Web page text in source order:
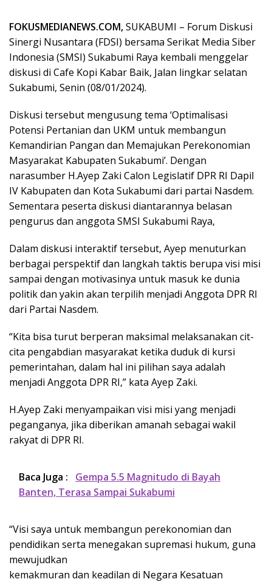
FOKUSMEDIANEWS.COM,SUKABUMI – Forum Diskusi
Sinergi Nusantara (FDSI) bersama Serikat Media Siber
Indonesia (SMSI) Sukabumi Raya kembali menggelar
diskusi di Cafe Kopi Kabar Baik, Jalan lingkar selatan
Sukabumi, Senin (08/01/2024).
Diskusi tersebut mengusung tema ‘Optimalisasi
Potensi Pertanian dan UKM untuk membangun
Kemandirian Pangan dan Memajukan Perekonomian
Masyarakat Kabupaten Sukabumi’. Dengan
narasumber H.Ayep Zaki Calon Legislatif DPR RI Dapil
IV Kabupaten dan Kota Sukabumi dari partai Nasdem.
Sementara peserta diskusi diantarannya belasan
pengurus dan anggota SMSI Sukabumi Raya,
Dalam diskusi interaktif tersebut, Ayep menuturkan
berbagai perspektif dan langkah taktis berupa visi misi
sampai dengan motivasinya untuk masuk ke dunia
politik dan yakin akan terpilih menjadi Anggota DPR RI
dari Partai Nasdem.
“Kita bisa turut berperan maksimal melaksanakan cit-
cita pengabdian masyarakat ketika duduk di kursi
pemerintahan, dalam hal ini pilihan saya adalah
menjadi Anggota DPR RI,” kata Ayep Zaki.
H.Ayep Zaki menyampaikan visi misi yang menjadi
peganganya, jika diberikan amanah sebagai wakil
rakyat di DPR RI.
Baca Juga :
Gempa 5.5 Magnitudo di Bayah
Banten, Terasa Sampai Sukabumi
“Visi saya untuk membangun perekonomian dan
pendidikan serta menegakan supremasi hukum, guna
mewujudkan
kemakmuran dan keadilan di Negara Kesatuan